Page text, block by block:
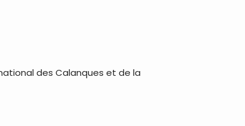
des Calanques et de la